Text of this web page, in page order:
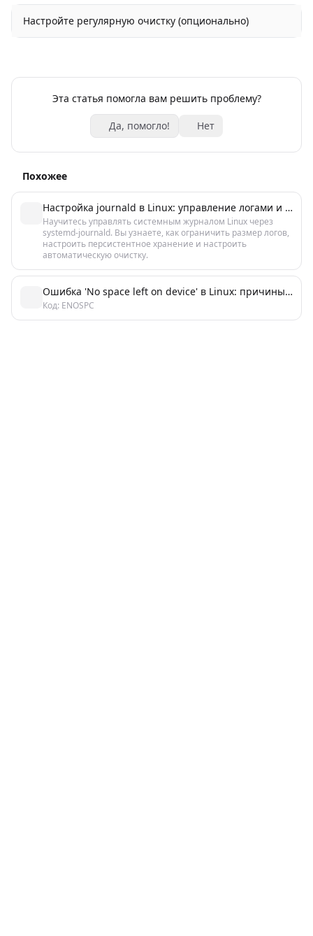
Настройте регулярную очистку (опционально)
Эта статья помогла вам решить проблему?
Да, помогло! Нет
Похожее
Настройка journald в Linux: управление логами и ротацией
Научитесь управлять системным журналом Linux через
systemd-journald. Вы узнаете, как ограничить размер логов,
настроить персистентное хранение и настроить
автоматическую очистку.
Ошибка 'No space left on device' в Linux: причины и 5 способов исправить
Код: ENOSPC